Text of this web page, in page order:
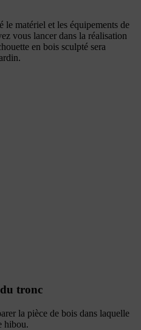
le matériel et les équipements de
vous lancer dans la réalisation
en bois sculpté sera
du tronc
la pièce de bois dans laquelle
hibou.